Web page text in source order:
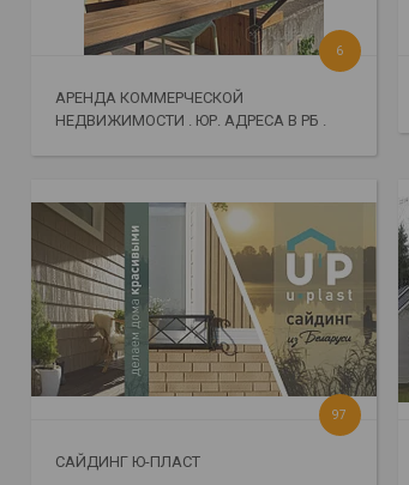
АРЕНДА КОММЕРЧЕСКОЙ
НЕДВИЖИМОСТИ . ЮР. АДРЕСА В РБ .
6
САЙДИНГ Ю-ПЛАСТ
97